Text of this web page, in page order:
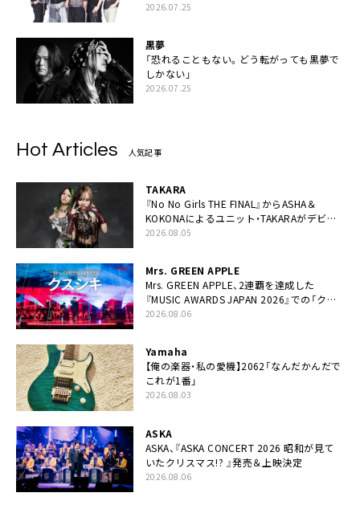
2026.07.25
黒夢
「恐れることもない。どう転がっても黒夢で
しかない」
2026.07.25
Hot Articles 人気記事
TAKARA
『No No Girls THE FINAL』からASHA＆
KOKONAによるユニット・TAKARAがデビュ
ー
2026.08.05
Mrs. GREEN APPLE
Mrs. GREEN APPLE、2連覇を達成した
『MUSIC AWARDS JAPAN 2026』での「クス
シキ」ライブパフォーマンスをYouTube公開
2026.08.06
Yamaha
【俺の楽器・私の愛機】2062「なんだかんだで
これが1番」
2026.08.03
ASKA
ASKA、『ASKA CONCERT 2026 昭和が見て
いたクリスマス!? 』発売＆上映決定
2026.08.06